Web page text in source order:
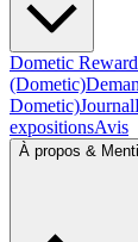
Dometic
(Dometic)
Dometic)Journal
expositionsAvis
À propos &